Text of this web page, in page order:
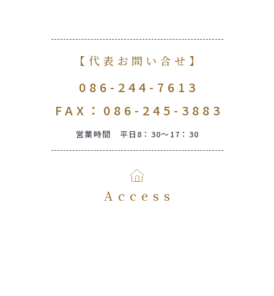
【代表お問い合せ】
086-244-7613
FAX：086-245-3883
営業時間 平日8：30～17：30
Access